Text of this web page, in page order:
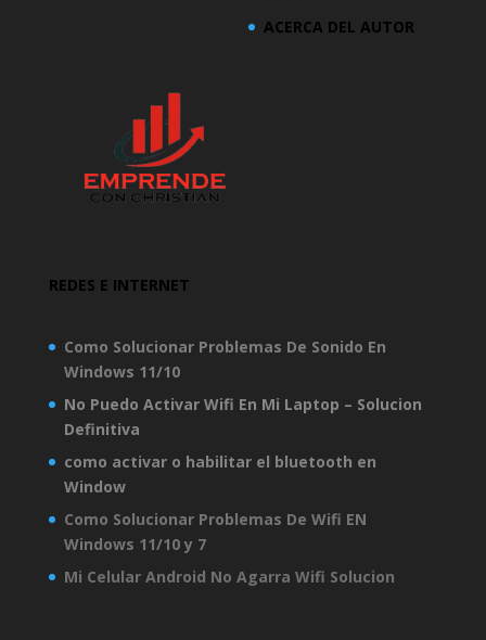
ACERCA DEL AUTOR
REDES E INTERNET
Como Solucionar Problemas De Sonido En
Windows 11/10
No Puedo Activar Wifi En Mi Laptop – Solucion
Definitiva
como activar o habilitar el bluetooth en
Window
Como Solucionar Problemas De Wifi EN
Windows 11/10 y 7
Mi Celular Android No Agarra Wifi Solucion